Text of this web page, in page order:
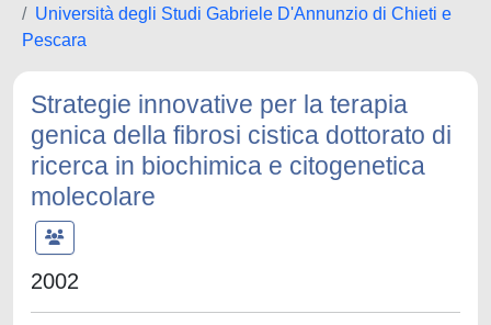
Università degli Studi Gabriele D'Annunzio di Chieti e
Pescara
Strategie innovative per la terapia
genica della fibrosi cistica dottorato di
ricerca in biochimica e citogenetica
molecolare
2002